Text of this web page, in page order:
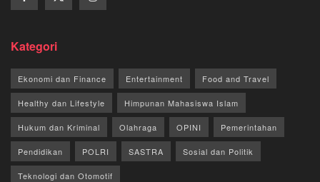
Kategori
Ekonomi dan Finance Entertainment Food and Travel
Healthy dan Lifestyle Himpunan Mahasiswa Islam
Hukum dan Kriminal Olahraga OPINI Pemerintahan
Pendidikan POLRI SASTRA Sosial dan Politik
Teknologi dan Otomotif